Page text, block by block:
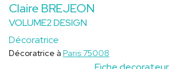
Claire BREJEON
VOLUME2 DESIGN
Décoratrice
Décoratrice à Paris 75008